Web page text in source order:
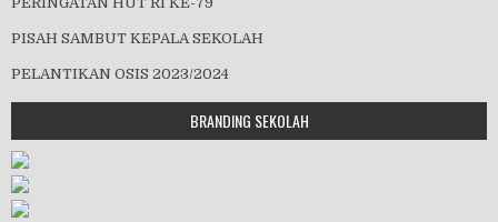
PISAH SAMBUT KEPALA SEKOLAH
PELANTIKAN OSIS 2023/2024
BRANDING SEKOLAH